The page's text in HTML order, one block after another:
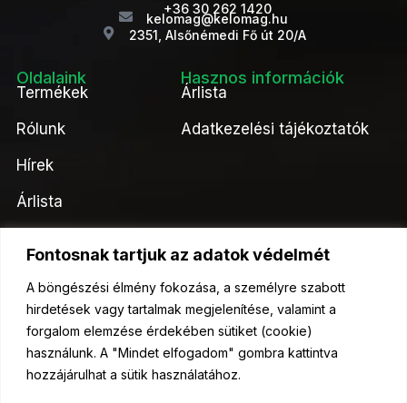
Fontosnak tartjuk az adatok védelmét
A böngészési élmény fokozása, a személyre szabott
hirdetések vagy tartalmak megjelenítése, valamint a
forgalom elemzése érdekében sütiket (cookie)
használunk. A "Mindet elfogadom" gombra kattintva
hozzájárulhat a sütik használatához.
+36 30 262 1420
kelomag@kelomag.hu
2351, Alsőnémedi Fő út 20/A
Oldalaink
Termékek
Rólunk
Hírek
Árlista
Hasznos információk
Árlista
Adatkezelési tájékoztatók
Kérjen ajánlatot tőlünk!
Ajánlatkérés